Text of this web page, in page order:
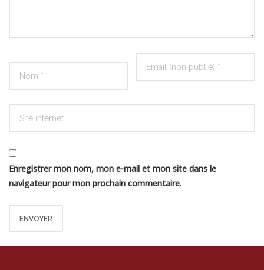
Enregistrer mon nom, mon e-mail et mon site dans le
navigateur pour mon prochain commentaire.